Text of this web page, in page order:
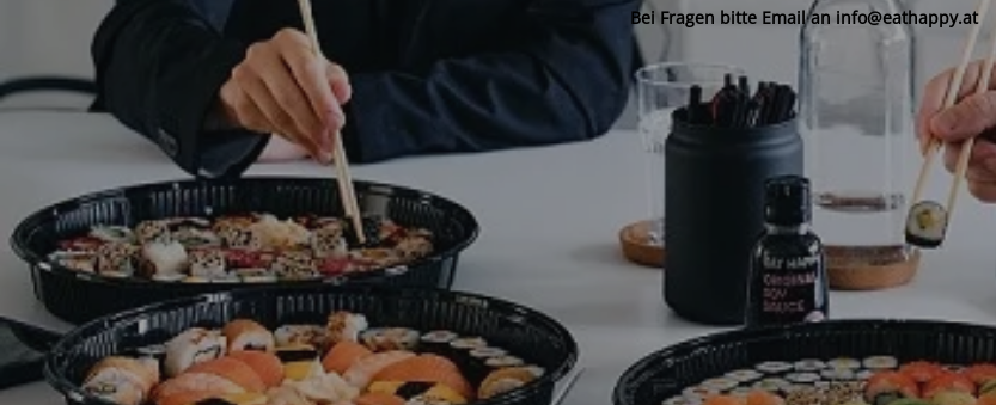
Bei Fragen bitte Email an info@eathappy.at